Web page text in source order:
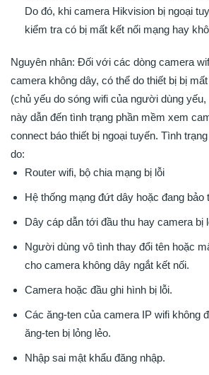
Do đó, khi camera Hikvision bị ngoại
kiểm tra có bị mất kết nối mạng hay
Nguyên nhân: Đối với các dòng camera
camera không dây, có thể do thiết bị bị
(chủ yếu do sóng wifi của người dùng
này dẫn đến tình trạng phần mềm xem
connect báo thiết bị ngoại tuyến. Tình
do:
Router wifi, bộ chia mạng bị lỗi
Hệ thống mạng đứt dây hoặc đang bảo
Dây cáp dẫn tới đầu thu hay camera bị
Người dùng vô tình thay đổi tên hoặc
cho camera không dây ngắt kết nối.
Camera hoặc đầu ghi hình bị lỗi.
Các ăng-ten của camera IP wifi không
ăng-ten bị lỏng lẻo.
Nhập sai mật khẩu đăng nhập.